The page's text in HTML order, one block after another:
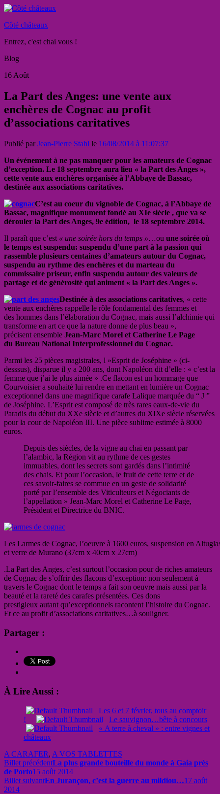
Côté châteaux
Entrez, c'est chai vous !
Blog
16 Août
La Part des Anges: une vente aux
enchères de Cognac au profit
d’associations caritatives
Publié parJean-Pierre Stahl le 16/08/2014 à 11:07:37
Un événement à ne pas manquer pour les amateurs de Cognac
d’exception. Le 18 septembre aura lieu « la Part des Anges »,
cette vente aux enchères organisée à l’Abbaye de Bassac,
destinée aux associations caritatives.
C’est au coeur du vignoble de Cognac, à l’Abbaye de
Bassac, magnifique monument fondé au XIe siècle , que va se
dérouler la Part des Anges, 9e édition, le 18 septembre 2014.
Il paraît que c’est « une soirée hors du temps »…ou une soirée où
le temps est suspendu: suspendu d’une part à la passion qui
rassemble plusieurs centaines d’amateurs autour du Cognac,
suspendu au rythme des enchères et du marteau du
commissaire priseur, enfin suspendu autour des valeurs de
partage et de générosité qui animent « la Part des Anges ».
Destinée à des associations caritatives, « cette
vente aux enchères rappelle le rôle fondamental des femmes et
des hommes dans l’élaboration du Cognac, mais aussi l’alchimie qui
transforme en art ce que la nature donne de plus beau »,
précisent ensemble Jean-Marc Morel et Catherine Le Page
du Bureau National Interprofessionnel du Cognac.
Parmi les 25 pièces magistrales, l »Esprit de Joséphine » (ci-
desssus), disparue il y a 200 ans, dont Napoléon dit d’elle : « c’est la
femme que j’ai le plus aimée » .Ce flacon est un hommage que
Courvoisier a souhaité lui rendre en mettant en lumière un Cognac
exceptionnel dans une magnifique carafe Lalique marquée du “ J ”
de Joséphine. L’Esprit est composé de très rares eaux-de-vie du
Paradis du début du XXe siècle et d’autres du XIXe siècle réservées
pour la cour de Napoléon III. Une pièce sublime estimée à 8000
euros.
Depuis des siècles, de la vigne au chai en passant par
l’alambic, la Région vit au rythme de ces gestes
immuables, dont les secrets sont gardés dans l’intimité
des chais. Et pour l’occasion, le fruit de cette terre et de
ces savoir-faires se commue en un geste de solidarité
porté par l’ensemble des Viticulteurs et Négociants de
l’appellation » Jean-Marc Morel et Catherine Le Page,
Président et Directrice du BNIC.
Les Larmes de Cognac, l’oeuvre à 1600 euros, suspension en
et verre de Murano (37cm x 40cm x 27cm)
.La Part des Anges, c’est surtout l’occasion pour de riches amateurs
de Cognac de s’offrir des flacons d’exception: non seulement à
travers le Cognac dont le temps a fait son oeuvre mais aussi par la
beauté et la rareté des carafes présentées. Ces dons
prestigieux autant qu’exceptionnels racontent l’histoire du Cognac.
Et ce au profit d’associations caritatives…à souligner.
Partager :
À Lire Aussi :
Les 6 et 7 février, tous au comptoir
!
Le sauvignon…bête à concours
« A terre à cheval » : entre vignes et
châteaux
A CARAFER, A VOS TABLETTES
Billet précédentLa plus grande bouteille du monde à Gaia près
de Porto15 août 2014
Billet suivantEn Jurançon, c’est la guerre au mildiou…17 août
2014